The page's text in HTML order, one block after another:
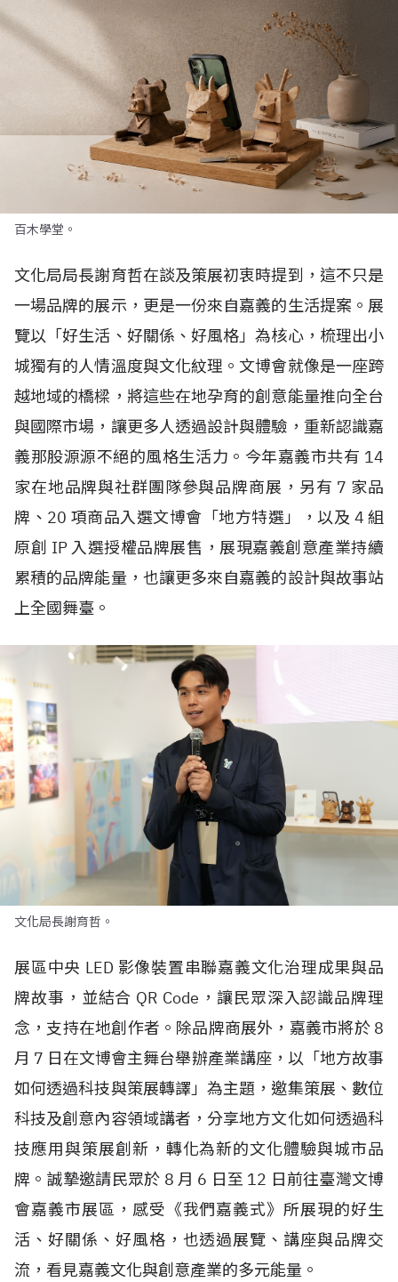
百木學堂。
文化局局長謝育哲在談及策展初衷時提到，這不只是
一場品牌的展示，更是一份來自嘉義的生活提案。展
覽以「好生活、好關係、好風格」為核心，梳理出小
城獨有的人情溫度與文化紋理。文博會就像是一座跨
越地域的橋樑，將這些在地孕育的創意能量推向全台
與國際市場，讓更多人透過設計與體驗，重新認識嘉
義那股源源不絕的風格生活力。今年嘉義市共有 14
家在地品牌與社群團隊參與品牌商展，另有 7 家品
牌、 20 項商品入選文博會「地方特選」，以及 4 組
原創 IP 入選授權品牌展售，展現嘉義創意產業持續
累積的品牌能量，也讓更多來自嘉義的設計與故事站
上全國舞臺。
文化局長謝育哲。
展區中央 LED 影像裝置串聯嘉義文化治理成果與品
牌故事，並結合 QR Code ，讓民眾深入認識品牌理
念，支持在地創作者。除品牌商展外，嘉義市將於 8
月 7 日在文博會主舞台舉辦產業講座，以「地方故事
如何透過科技與策展轉譯」為主題，邀集策展、數位
科技及創意內容領域講者，分享地方文化如何透過科
技應用與策展創新，轉化為新的文化體驗與城市品
牌。誠摯邀請民眾於 8 月 6 日至 12 日前往臺灣文博
會嘉義市展區，感受《我們嘉義式》所展現的好生
活、好關係、好風格，也透過展覽、講座與品牌交
流，看見嘉義文化與創意產業的多元能量。